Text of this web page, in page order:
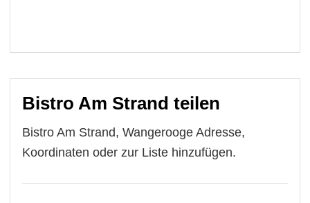
Bistro Am Strand teilen
Bistro Am Strand, Wangerooge Adresse,
Koordinaten oder zur Liste hinzufügen.